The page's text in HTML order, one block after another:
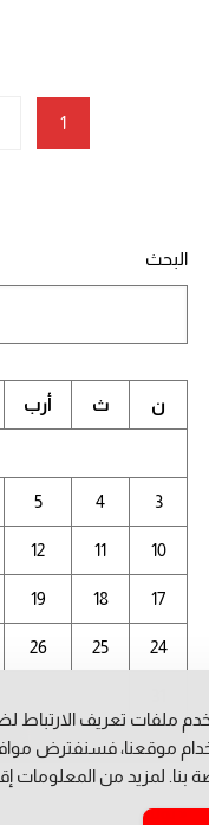
1
البحث
ن ث أرب
3
4
5
10
11
12
17
18
19
24
25
26
« يوليو
ملفات تعريف الارتباط
موقعنا، فسنفترض
بنا. لمزيد من المعلومات